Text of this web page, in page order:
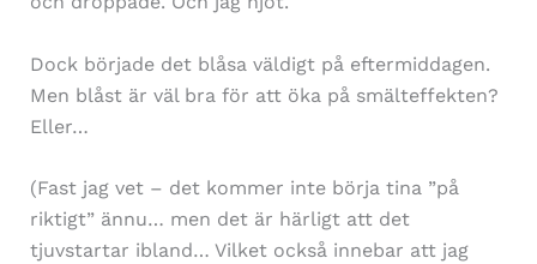
Dock började det blåsa väldigt på eftermiddagen.
Men blåst är väl bra för att öka på smälteffekten?
Eller…
(Fast jag vet – det kommer inte börja tina ”på
riktigt” ännu… men det är härligt att det
tjuvstartar ibland… Vilket också innebar att jag